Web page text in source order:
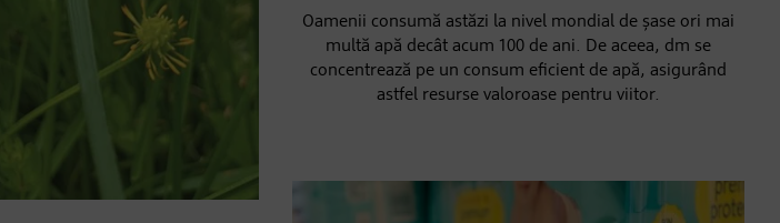
Oamenii consumă astăzi la nivel mondial de șase ori mai
multă apă decât acum 100 de ani. De aceea, dm se
concentrează pe un consum eficient de apă, asigurând
astfel resurse valoroase pentru viitor.